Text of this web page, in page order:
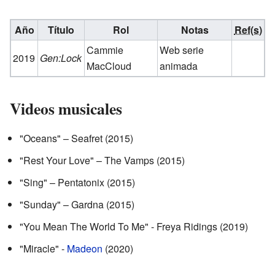
Año Título Rol Notas
Ref(s)
2019 Gen:Lock
Cammie
MacCloud
Web serie
animada
Videos musicales
"Oceans" – Seafret (2015)
"Rest Your Love" – The Vamps (2015)
"Sing" – Pentatonix (2015)
"Sunday" – Gardna (2015)
"You Mean The World To Me" - Freya Ridings (2019)
"Miracle" - Madeon (2020)